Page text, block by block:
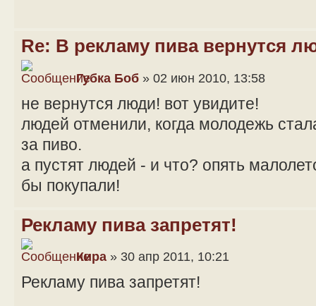
Re: В рекламу пива вернутся
Губка Боб » 02 июн 2010, 13:58
не вернутся люди! вот увидите!
людей отменили, когда молодежь
за пиво.
а пустят людей - и что? опять
бы покупали!
Рекламу пива запретят!
Кира » 30 апр 2011, 10:21
Рекламу пива запретят!